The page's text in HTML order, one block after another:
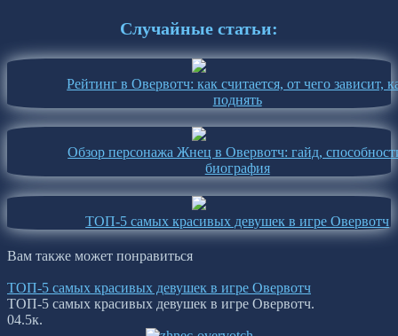
Случайные статьи:
Рейтинг в Овервотч: как считается, от чего зависит,
поднять
Обзор персонажа Жнец в Овервотч: гайд,
биография
ТОП-5 самых красивых девушек в игре Овервотч
Вам также может понравиться
ТОП-5 самых красивых девушек в игре Овервотч
ТОП-5 самых красивых девушек в игре Овервотч.
04.5к.